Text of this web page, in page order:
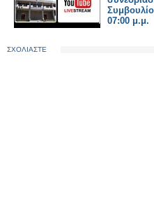
07:00 μ.μ.
ΣΧΟΛΙΑΣΤΕ